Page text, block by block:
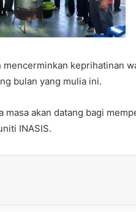
keprihatinan
bulan yang mulia ini.
akan datang bagi
INASIS.